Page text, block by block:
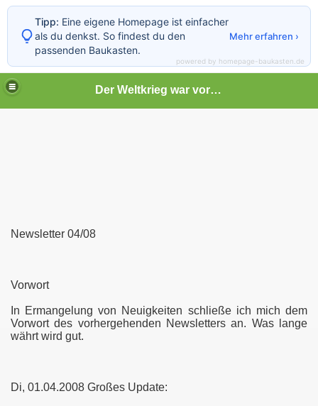
Der Weltkrieg war vor deiner Tür
Newsletter 04/08
Vorwort
In Ermangelung von Neuigkeiten schließe ich mich dem
Vorwort des vorhergehenden Newsletters an. Was lange
währt wird gut.
Di, 01.04.2008 Großes Update:
Tipp: Eine eigene Homepage ist einfacher
als du denkst. So findest du den
passenden Baukasten.
Mehr erfahren ›
powered by homepage-baukasten.de